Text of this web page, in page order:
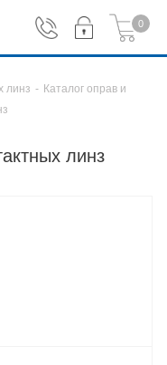
0
линз - Каталог оправ и
линз